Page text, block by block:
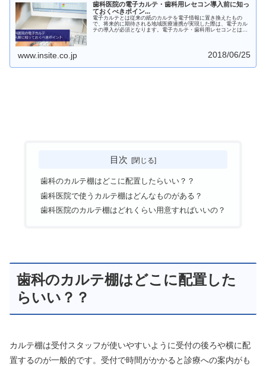
歯科医院の電子カルテ・歯科用レセコン導入前に知っ
ておくべきポイン...
電子カルテとは従来の紙のカルテを電子情報に置き換えたもの
で、将来的に期待される地域医療連携が実現した際は、電子カル
テの導入が必須となります。電子カルテ・歯科用レセコンとはど
www.insite.co.jp 2018/06/25
目次
歯科のカルテ棚はどこに配置したらいい？？
歯科医院で使うカルテ棚はどんなものがある？
歯科医院のカルテ棚はどれくらい用意すればいいの？
歯科のカルテ棚はどこに配置した
らいい？？
カルテ棚は受付スタッフが使いやすいように受付の後ろや横に配
置するのが一般的です。受付で時間がかかると診療への案内がも